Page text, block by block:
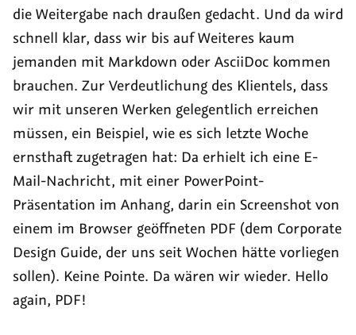
die Weitergabe nach draußen gedacht. Und da wird
schnell klar, dass wir bis auf Weiteres kaum
jemanden mit Markdown oder AsciiDoc kommen
brauchen. Zur Verdeutlichung des Klientels, dass
wir mit unseren Werken gelegentlich erreichen
müssen, ein Beispiel, wie es sich letzte Woche
ernsthaft zugetragen hat: Da erhielt ich eine E-
Mail-Nachricht, mit einer PowerPoint-
Präsentation im Anhang, darin ein Screenshot von
einem im Browser geöffneten PDF (dem Corporate
Design Guide, der uns seit Wochen hätte vorliegen
sollen). Keine Pointe. Da wären wir wieder. Hello
again, PDF!